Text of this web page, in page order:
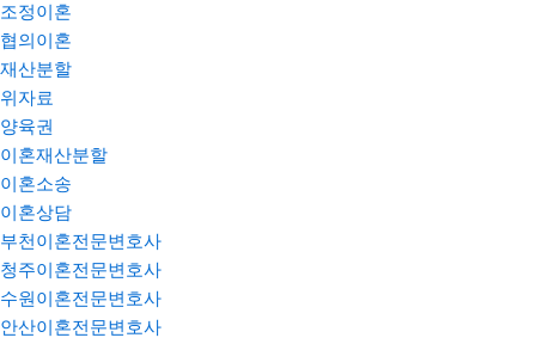
조정이혼
협의이혼
재산분할
위자료
양육권
이혼재산분할
이혼소송
이혼상담
부천이혼전문변호사
청주이혼전문변호사
수원이혼전문변호사
안산이혼전문변호사